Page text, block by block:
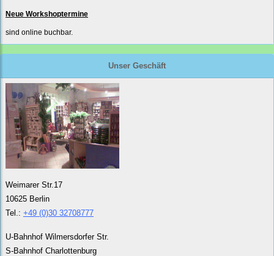
Neue Workshoptermine
sind online buchbar.
Unser Geschäft
Weimarer Str.17
10625 Berlin
Tel.: +49 (0)30 32708777
U-Bahnhof Wilmersdorfer Str.
S-Bahnhof Charlottenburg